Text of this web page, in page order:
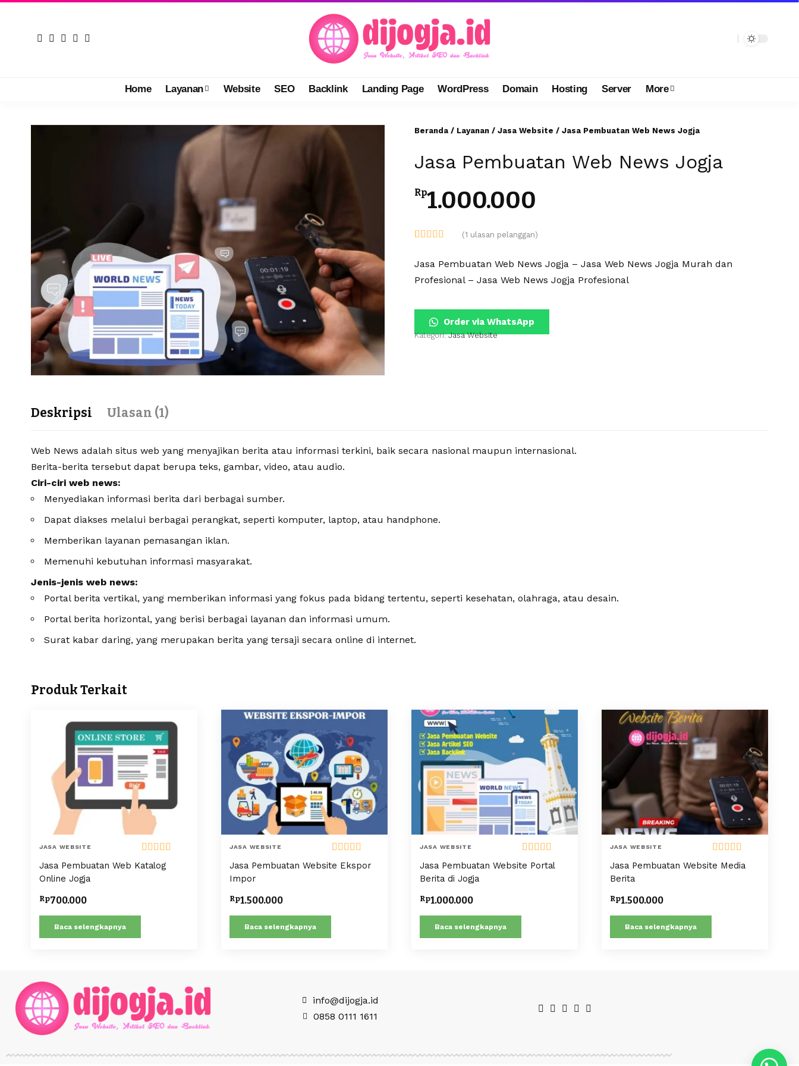
Home Layanan Website SEO Backlink Landing Page WordPress Domain Hosting Server More
Beranda/ Layanan/ Jasa Website / Jasa Pembuatan Web News Jogja
Jasa Pembuatan Web News Jogja
Rp1.000.000
berdasarkan
penilaian
(1 ulasan pelanggan)
Jasa Pembuatan Web News Jogja – Jasa Web News Jogja Murah dan
Profesional – Jasa Web News Jogja Profesional
Order via WhatsApp
Kategori:Jasa Website
Deskripsi Ulasan (1)
Web News adalah situs web yang menyajikan berita atau informasi terkini, baik secara nasional maupun internasional.
Berita-berita tersebut dapat berupa teks, gambar, video, atau audio.
Ciri-ciri web news:
Menyediakan informasi berita dari berbagai sumber.
Dapat diakses melalui berbagai perangkat, seperti komputer, laptop, atau handphone.
Memberikan layanan pemasangan iklan.
Memenuhi kebutuhan informasi masyarakat.
Jenis-jenis web news:
Portal berita vertikal, yang memberikan informasi yang fokus pada bidang tertentu, seperti kesehatan, olahraga, atau desain.
Portal berita horizontal, yang berisi berbagai layanan dan informasi umum.
Surat kabar daring, yang merupakan berita yang tersaji secara online di internet.
Produk Terkait
JASA WEBSITE
Dinilai
dari 5
Jasa Pembuatan Web Katalog
Online Jogja
Rp700.000
Baca selengkapnya
JASA WEBSITE
Dinilai
dari 5
Jasa Pembuatan Website Ekspor
Impor
Rp1.500.000
Baca selengkapnya
JASA WEBSITE
Dinilai
5.00
dari 5
Jasa Pembuatan Website Portal
Berita di Jogja
Rp1.000.000
Baca selengkapnya
JASA WEBSITE
Dinilai
dari 5
Jasa Pembuatan Website Media
Berita
Rp1.500.000
Baca selengkapnya
info@dijogja.id
0858 0111 1611